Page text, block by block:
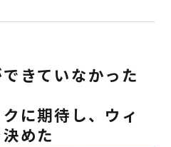
きていなかった
に期待し、ウィ
めた